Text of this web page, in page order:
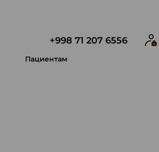
+998 71 207 6556
Пациентам